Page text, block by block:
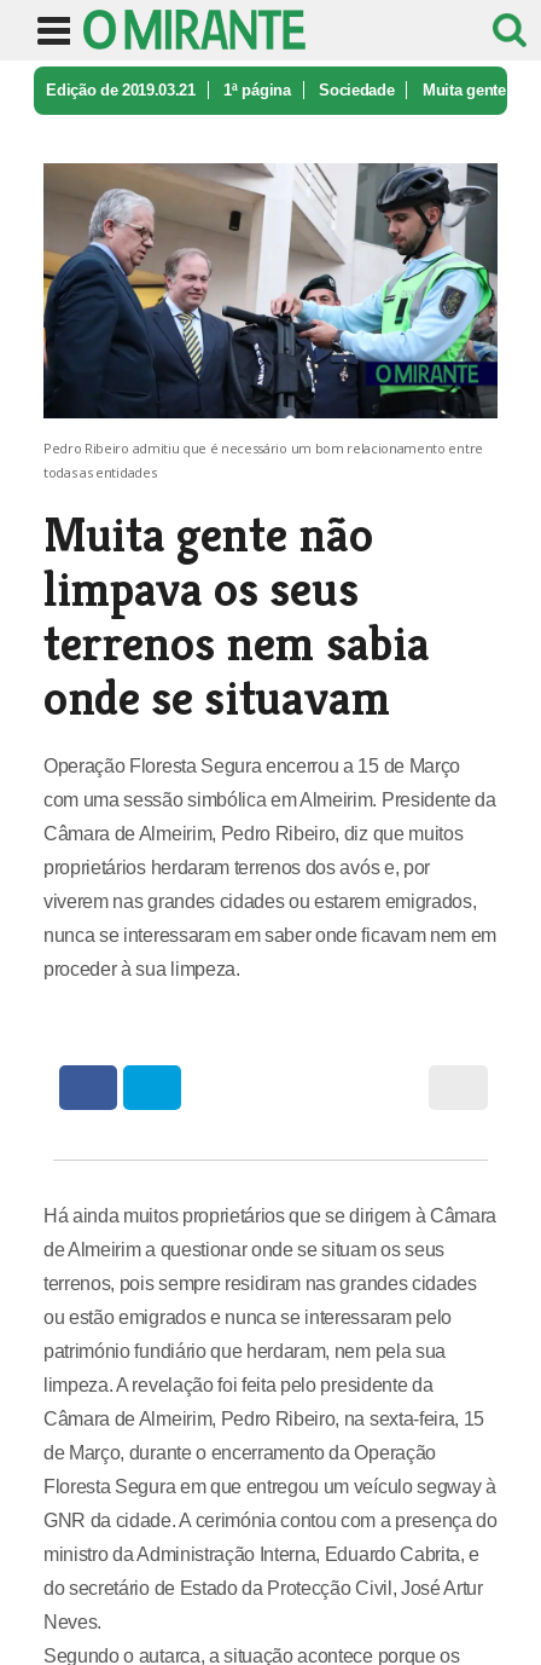
Edição de 2019.03.21 1ª página Sociedade Muita gente
Pedro Ribeiro admitiu que é necessário um bom relacionamento entre
todas as entidades
Muita gente não
limpava os seus
terrenos nem sabia
onde se situavam
Operação Floresta Segura encerrou a 15 de Março
com uma sessão simbólica em Almeirim. Presidente da
Câmara de Almeirim, Pedro Ribeiro, diz que muitos
proprietários herdaram terrenos dos avós e, por
viverem nas grandes cidades ou estarem emigrados,
nunca se interessaram em saber onde ficavam nem em
proceder à sua limpeza.
Há ainda muitos proprietários que se dirigem à Câmara
de Almeirim a questionar onde se situam os seus
terrenos, pois sempre residiram nas grandes cidades
ou estão emigrados e nunca se interessaram pelo
património fundiário que herdaram, nem pela sua
limpeza. A revelação foi feita pelo presidente da
Câmara de Almeirim, Pedro Ribeiro, na sexta-feira, 15
de Março, durante o encerramento da Operação
Floresta Segura em que entregou um veículo segway à
GNR da cidade. A cerimónia contou com a presença do
ministro da Administração Interna, Eduardo Cabrita, e
do secretário de Estado da Protecção Civil, José Artur
Neves.
Segundo o autarca, a situação acontece porque os